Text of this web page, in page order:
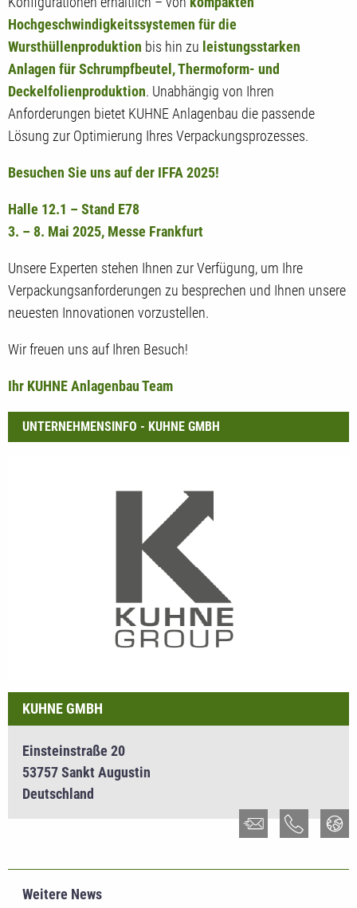
Hochgeschwindigkeitssystemen für die
Wursthüllenproduktion bis hin zu leistungsstarken
Anlagen für Schrumpfbeutel, Thermoform- und
Deckelfolienproduktion. Unabhängig von Ihren
Anforderungen bietet KUHNE Anlagenbau die passende
Lösung zur Optimierung Ihres Verpackungsprozesses.
Besuchen Sie uns auf der IFFA 2025!
Halle 12.1 – Stand E78
3. – 8. Mai 2025, Messe Frankfurt
Unsere Experten stehen Ihnen zur Verfügung, um Ihre
Verpackungsanforderungen zu besprechen und Ihnen unsere
neuesten Innovationen vorzustellen.
Wir freuen uns auf Ihren Besuch!
Ihr KUHNE Anlagenbau Team
UNTERNEHMENSINFO - KUHNE GMBH
KUHNE GMBH
Einsteinstraße 20
53757 Sankt Augustin
Deutschland
Weitere News